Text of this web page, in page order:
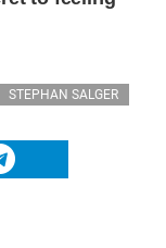
STEPHAN SALGER